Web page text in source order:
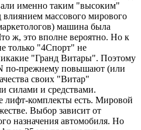
именно таким "высоким"
массового мирового
машина была
ж, это вполне вероятно. Но к
только "4Спорт" не
"Гранд Витары". Поэтому
по-прежнему повышают (или
своих "Витар"
силами и средствами.
лифт-комплекты есть. Мировой
Выбор зависит от
назначения автомобиля. Но